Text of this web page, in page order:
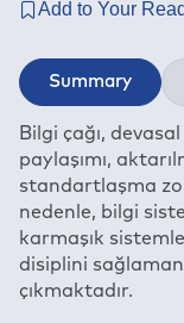
Summary
Bilgi çağı,
paylaşımı,
standartlaşma
nedenle, bilgi
karmaşık
disiplini
çıkmaktadır.